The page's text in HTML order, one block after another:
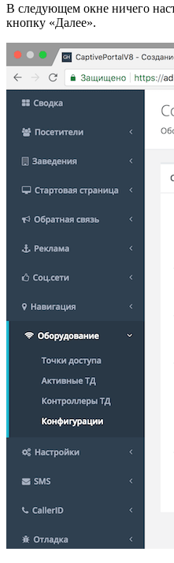
В следующем окне ничего
кнопку «Далее».